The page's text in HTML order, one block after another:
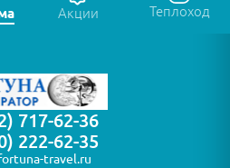
Акции Теплоход
717-62-36
222-62-35
travel.ru